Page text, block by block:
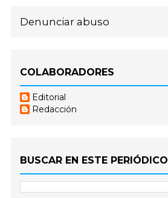
Denunciar abuso
COLABORADORES
Editorial
Redacción
BUSCAR EN ESTE PERIÓDICO